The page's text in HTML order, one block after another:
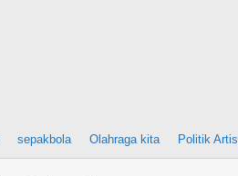
sepakbola Olahraga kita Politik Artis